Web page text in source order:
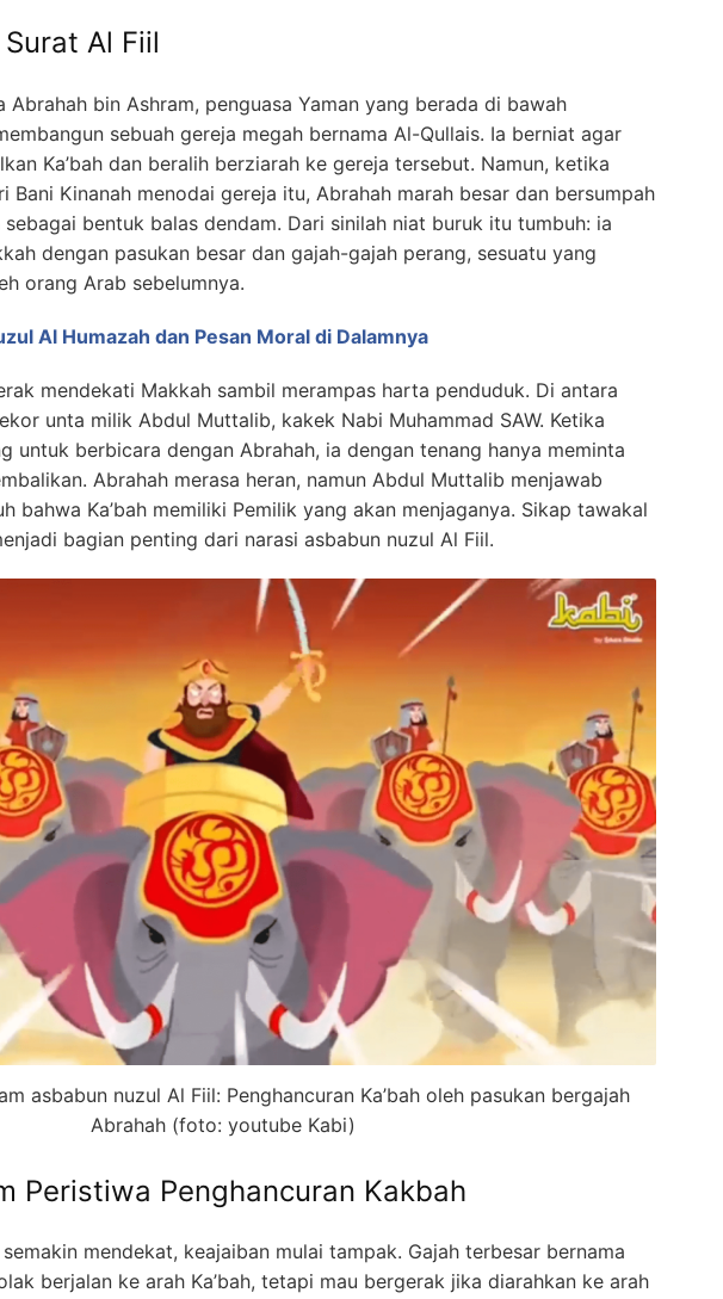
Al Fiil
Abrahah bin Ashram, penguasa Yaman yang berada di bawah
sebuah gereja megah bernama Al-Qullais. Ia berniat agar
Ka’bah dan beralih berziarah ke gereja tersebut. Namun, ketika
Bani Kinanah menodai gereja itu, Abrahah marah besar dan bersumpah
sebagai bentuk balas dendam. Dari sinilah niat buruk itu tumbuh: ia
dengan pasukan besar dan gajah-gajah perang, sesuatu yang
orang Arab sebelumnya.
Al Humazah dan Pesan Moral di Dalamnya
mendekati Makkah sambil merampas harta penduduk. Di antara
unta milik Abdul Muttalib, kakek Nabi Muhammad SAW. Ketika
untuk berbicara dengan Abrahah, ia dengan tenang hanya meminta
Abrahah merasa heran, namun Abdul Muttalib menjawab
bahwa Ka’bah memiliki Pemilik yang akan menjaganya. Sikap tawakal
bagian penting dari narasi asbabun nuzul Al Fiil.
asbabun nuzul Al Fiil: Penghancuran Ka’bah oleh pasukan bergajah
Abrahah (foto: youtube Kabi)
Peristiwa Penghancuran Kakbah
mendekat, keajaiban mulai tampak. Gajah terbesar bernama
berjalan ke arah Ka’bah, tetapi mau bergerak jika diarahkan ke arah